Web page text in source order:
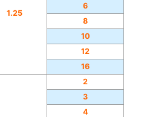
1.25
6
8
10
12
16
2
3
4